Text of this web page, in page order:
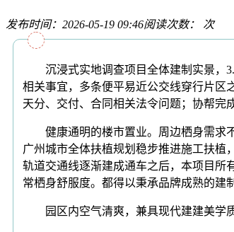
发布时间：2026-05-19 09:46阅读次数： 次
沉浸式实地调查项目全体建制实景，3.
相关事宜，多条便平易近公交线穿行片区
天分、交付、合同相关法令问题；协帮完
健康通明的楼市置业。周边栖身需求不
广州城市全体扶植规划稳步推进施工扶植
轨道交通线逐渐建成通车之后，本项目所
常栖身舒服度。都得以秉承品牌成熟的建
园区内空气清爽，兼具现代建建美学质